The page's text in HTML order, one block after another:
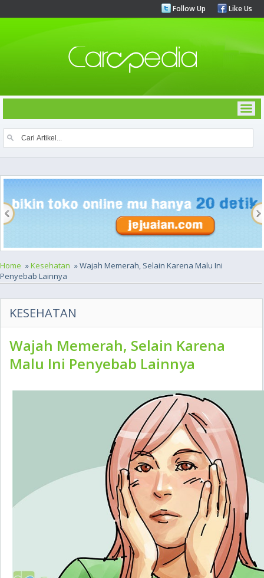
Follow Up Like Us
Home »Kesehatan » Wajah Memerah, Selain Karena Malu Ini
Penyebab Lainnya
KESEHATAN
Wajah Memerah, Selain Karena
Malu Ini Penyebab Lainnya